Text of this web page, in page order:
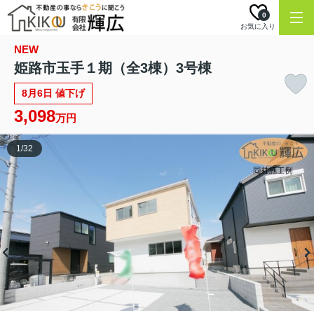
お気に入り
0
NEW
姫路市玉手１期（全3棟）3号棟
8月6日 値下げ
3,098万円
1/32